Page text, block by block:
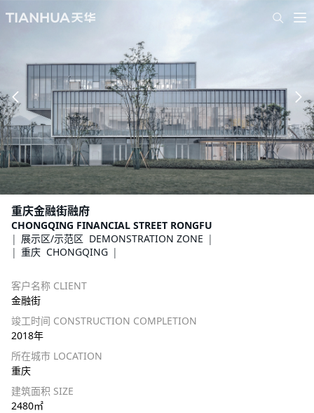
重庆金融街融府
CHONGQING FINANCIAL STREET RONGFU
展示区/示范区 DEMONSTRATION ZONE
重庆 CHONGQING
客户名称 CLIENT
金融街
竣工时间 CONSTRUCTION COMPLETION
2018年
所在城市 LOCATION
重庆
建筑面积 SIZE
2480㎡